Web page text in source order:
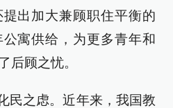
出加大兼顾职住平衡的
寓供给，为更多青年和
后顾之忧。
民之虑。近年来，我国教